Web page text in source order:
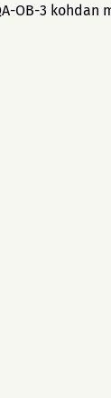
OB-3 kohdan